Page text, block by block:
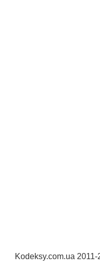
Kodeksy.com.ua 2011-